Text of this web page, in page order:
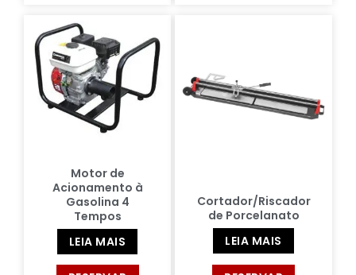
Motor de
Acionamento à
Gasolina 4
Tempos
LEIA MAIS
Cortador/Riscador
de Porcelanato
LEIA MAIS